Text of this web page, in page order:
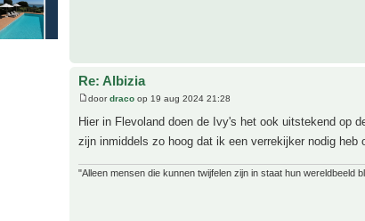
Re: Albizia
doordraco op 19 aug 2024 21:28
Hier in Flevoland doen de Ivy's het ook uitstekend op
zijn inmiddels zo hoog dat ik een verrekijker nodig heb
"Alleen mensen die kunnen twijfelen zijn in staat hun wereldbeeld